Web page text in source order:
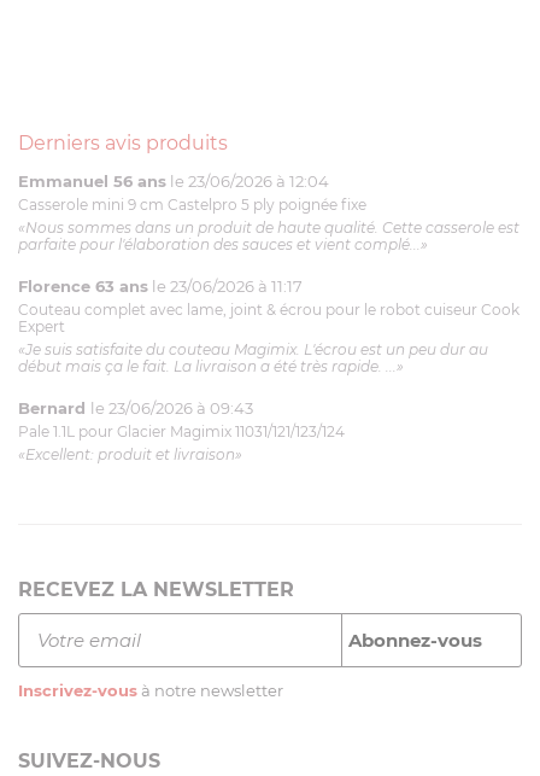
Derniers avis produits
Emmanuel 56 ans le 23/06/2026 à 12:04
Casserole mini 9 cm Castelpro 5 ply poignée fixe
«Nous sommes dans un produit de haute qualité. Cette casserole est
parfaite pour l'élaboration des sauces et vient complé...»
Florence 63 ans le 23/06/2026 à 11:17
Couteau complet avec lame, joint & écrou pour le robot cuiseur Cook
Expert
«Je suis satisfaite du couteau Magimix. L'écrou est un peu dur au
début mais ça le fait. La livraison a été très rapide. ...»
Bernard le 23/06/2026 à 09:43
Pale 1.1L pour Glacier Magimix 11031/121/123/124
«Excellent: produit et livraison»
RECEVEZ LA NEWSLETTER
Inscrivez-vous à notre newsletter
SUIVEZ-NOUS